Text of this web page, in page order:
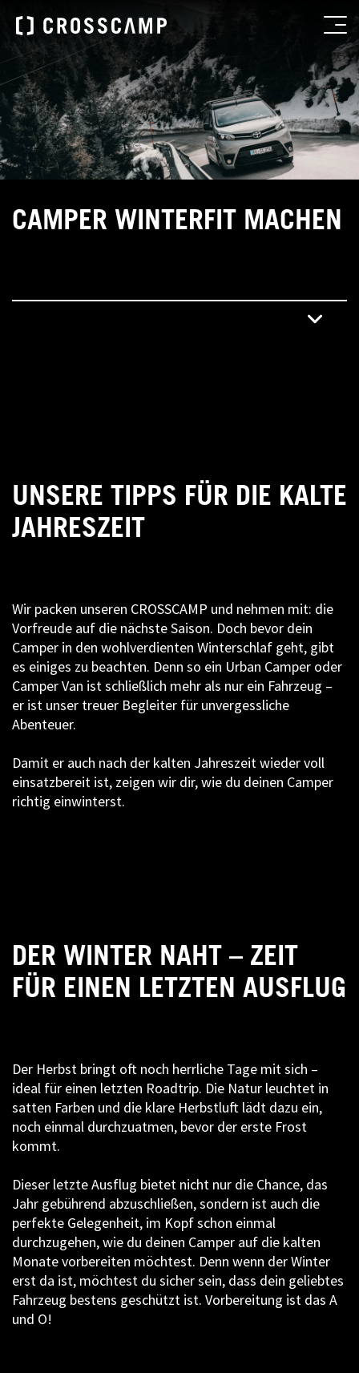
CAMPER WINTERFIT MACHEN
UNSERE TIPPS FÜR DIE KALTE
JAHRESZEIT
Wir packen unseren CROSSCAMP und nehmen mit: die
Vorfreude auf die nächste Saison. Doch bevor dein
Camper in den wohlverdienten Winterschlaf geht, gibt
es einiges zu beachten. Denn so ein Urban Camper oder
Camper Van ist schließlich mehr als nur ein Fahrzeug –
er ist unser treuer Begleiter für unvergessliche
Abenteuer.
Damit er auch nach der kalten Jahreszeit wieder voll
einsatzbereit ist, zeigen wir dir, wie du deinen Camper
richtig einwinterst.
DER WINTER NAHT – ZEIT
FÜR EINEN LETZTEN AUSFLUG
Der Herbst bringt oft noch herrliche Tage mit sich –
ideal für einen letzten Roadtrip. Die Natur leuchtet in
satten Farben und die klare Herbstluft lädt dazu ein,
noch einmal durchzuatmen, bevor der erste Frost
kommt.
Dieser letzte Ausflug bietet nicht nur die Chance, das
Jahr gebührend abzuschließen, sondern ist auch die
perfekte Gelegenheit, im Kopf schon einmal
durchzugehen, wie du deinen Camper auf die kalten
Monate vorbereiten möchtest. Denn wenn der Winter
erst da ist, möchtest du sicher sein, dass dein geliebtes
Fahrzeug bestens geschützt ist. Vorbereitung ist das A
und O!